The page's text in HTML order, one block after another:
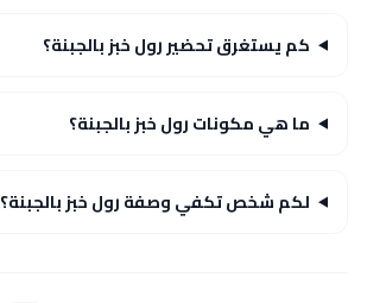
كم يستغرق تحضير رول خبز بالجبنة؟
ما هي مكونات رول خبز بالجبنة؟
لكم شخص تكفي وصفة رول خبز بالجبنة؟